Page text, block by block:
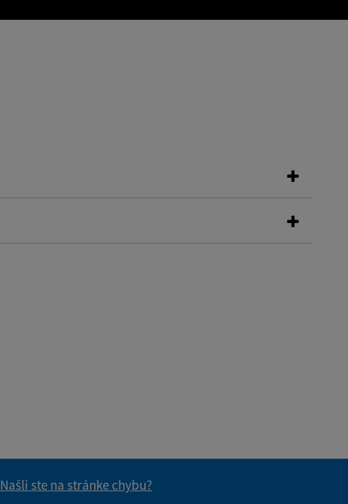
Našli ste na stránke chybu?